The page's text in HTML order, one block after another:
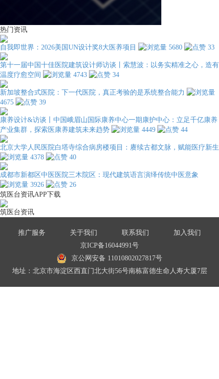
热门资讯
自我即世界：2026美国UN设计奖8大医养项目 5680 33
第十一届中国十佳医院建筑设计师访谈丨索慧波：以务实精准之心，造有
温度疗愈空间
4743 34
新加坡整合式医院：下一代医院，真正考验的是系统整合能力
4675
39
康养设计&访谈丨中国峨眉山国际康养中心一期康护中心：立足千亿康养
产业集群，探索医康养建筑未来趋势
4449 44
北京大学人民医院白塔寺综合病房楼项目：赓续古都文脉，赋能医疗新生
4378
40
成都市新都区中医医院三木院区：现代建筑语言演绎传统中医意象
3926
26
筑医台资讯APP下载
筑医台资讯
推广服务 关于我们 联系我们
加入我们
京ICP备16044991号
京公网安备 11010802027817号
地址：北京市海淀区西直门北大街56号南栋富德生命人寿大厦7层